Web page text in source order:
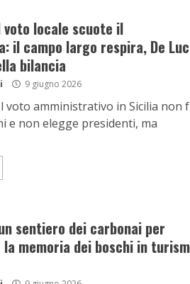
voto locale scuote il
il campo largo respira, De
bilancia
9 giugno 2026
voto amministrativo in Sicilia non
e non elegge presidenti, ma
sentiero dei carbonai per
memoria dei boschi in